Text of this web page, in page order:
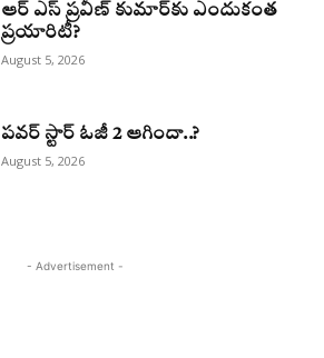
ఆర్ ఎస్ ప్రవీణ్ కుమార్‌కు ఎందుకంత
ప్రయారిటీ?
August 5, 2026
పవర్ స్టార్ ఓజీ 2 ఆగిందా..?
August 5, 2026
- Advertisement -